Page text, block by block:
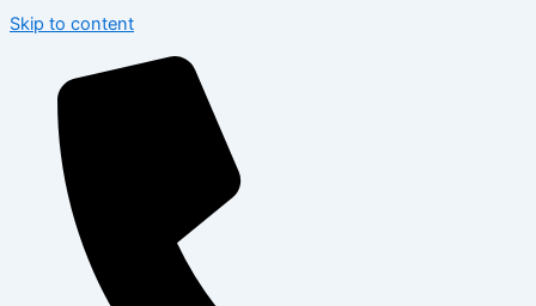
Skip to content